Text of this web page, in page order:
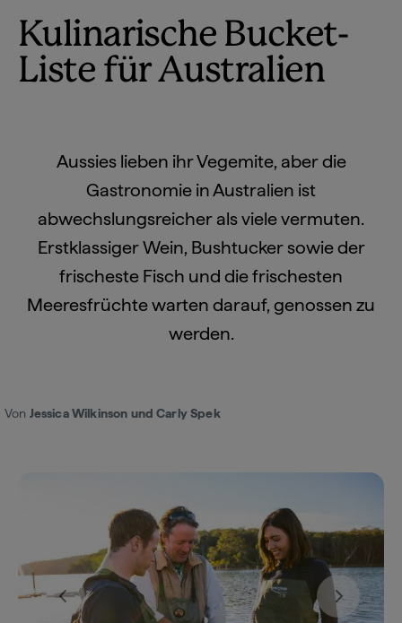
Kulinarische Bucket-
Liste für Australien
Aussies lieben ihr Vegemite, aber die
Gastronomie in Australien ist
abwechslungsreicher als viele vermuten.
Erstklassiger Wein, Bushtucker sowie der
frischeste Fisch und die frischesten
Meeresfrüchte warten darauf, genossen zu
werden.
Von Jessica Wilkinson und Carly Spek